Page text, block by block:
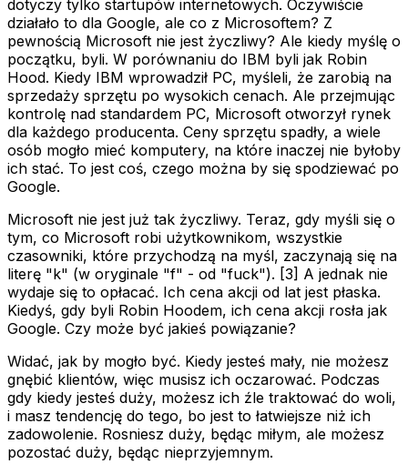
dotyczy tylko startupów internetowych. Oczywiście
działało to dla Google, ale co z Microsoftem? Z
pewnością Microsoft nie jest życzliwy? Ale kiedy myślę o
początku, byli. W porównaniu do IBM byli jak Robin
Hood. Kiedy IBM wprowadził PC, myśleli, że zarobią na
sprzedaży sprzętu po wysokich cenach. Ale przejmując
kontrolę nad standardem PC, Microsoft otworzył rynek
dla każdego producenta. Ceny sprzętu spadły, a wiele
osób mogło mieć komputery, na które inaczej nie byłoby
ich stać. To jest coś, czego można by się spodziewać po
Google.
Microsoft nie jest już tak życzliwy. Teraz, gdy myśli się o
tym, co Microsoft robi użytkownikom, wszystkie
czasowniki, które przychodzą na myśl, zaczynają się na
literę "k" (w oryginale "f" - od "fuck"). [3] A jednak nie
wydaje się to opłacać. Ich cena akcji od lat jest płaska.
Kiedyś, gdy byli Robin Hoodem, ich cena akcji rosła jak
Google. Czy może być jakieś powiązanie?
Widać, jak by mogło być. Kiedy jesteś mały, nie możesz
gnębić klientów, więc musisz ich oczarować. Podczas
gdy kiedy jesteś duży, możesz ich źle traktować do woli,
i masz tendencję do tego, bo jest to łatwiejsze niż ich
zadowolenie. Rosniesz duży, będąc miłym, ale możesz
pozostać duży, będąc nieprzyjemnym.